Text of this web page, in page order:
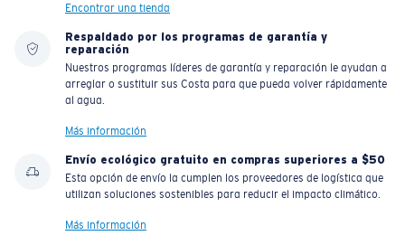
Encontrar una tienda
Respaldado por los programas de garantía y
reparación
Nuestros programas líderes de garantía y reparación le ayudan a
arreglar o sustituir sus Costa para que pueda volver rápidamente
al agua.
Más información
Envío ecológico gratuito en compras superiores a $50
Esta opción de envío la cumplen los proveedores de logística que
utilizan soluciones sostenibles para reducir el impacto climático.
Más información